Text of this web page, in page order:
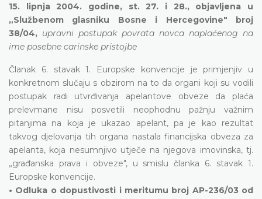
15. lipnja 2004. godine, st. 27. i 28., objavljena u
„Službenom glasniku Bosne i Hercegovine" broj
38/04, upravni postupak povrata novca naplaćenog na
ime posebne carinske pristojbe
Članak 6. stavak 1. Europske konvencije je primjenjiv u
konkretnom slučaju s obzirom na to da organi koji su vodili
postupak radi utvrđivanja apelantove obveze da plaća
prelevmane nisu posvetili neophodnu pažnju važnim
pitanjima na koja je ukazao apelant, pa je kao rezultat
takvog djelovanja tih organa nastala financijska obveza za
apelanta, koja nesumnjivo utječe na njegova imovinska, tj.
„građanska prava i obveze", u smislu članka 6. stavak 1.
Europske konvencije.
• Odluka o dopustivosti i meritumu broj AP-236/03 od